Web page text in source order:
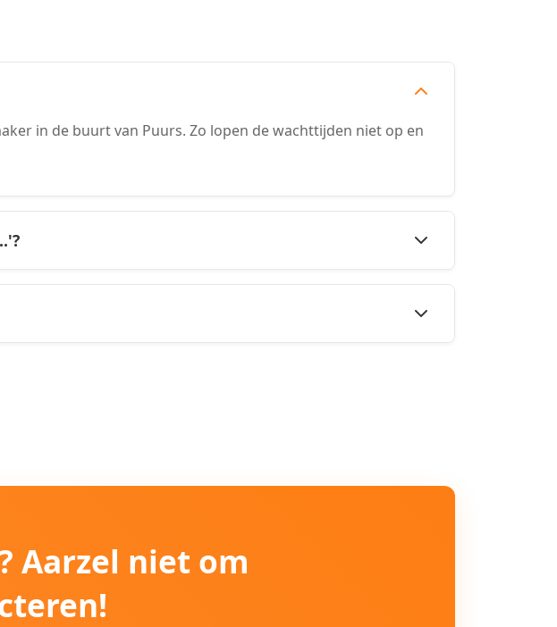
in de buurt van Puurs. Zo lopen de wachttijden niet op en
Aarzel niet om